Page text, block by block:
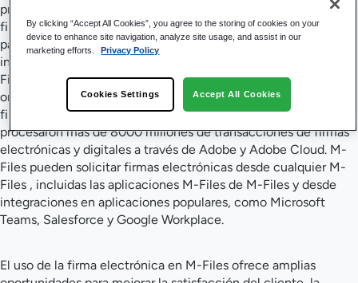
procesos basados en papel, ambas partes deben imprimir,
firmar y escanear un documento, o bien desplazarse y reunirse
para realizar firmas físicas con tinta, lo que supone un
inconveniente innecesario y que requiere mucho tiempo. M-
Files un acceso único y contextual a documentos de cualquier
origen dentro de una organización, y ahora estos pueden
firmarse electrónicamente con Adobe . El año pasado se
procesaron más de 8000 millones de transacciones de firmas
electrónicas y digitales a través de Adobe y Adobe Cloud. M-
Files pueden solicitar firmas electrónicas desde cualquier M-
Files , incluidas las aplicaciones M-Files de M-Files y desde
integraciones en aplicaciones populares, como Microsoft
Teams, Salesforce y Google Workplace.
El uso de la firma electrónica en M-Files ofrece amplias
By clicking “Accept All Cookies”, you agree to the storing of cookies on your
device to enhance site navigation, analyze site usage, and assist in our
marketing efforts.
Privacy Policy
Cookies Settings Accept All Cookies